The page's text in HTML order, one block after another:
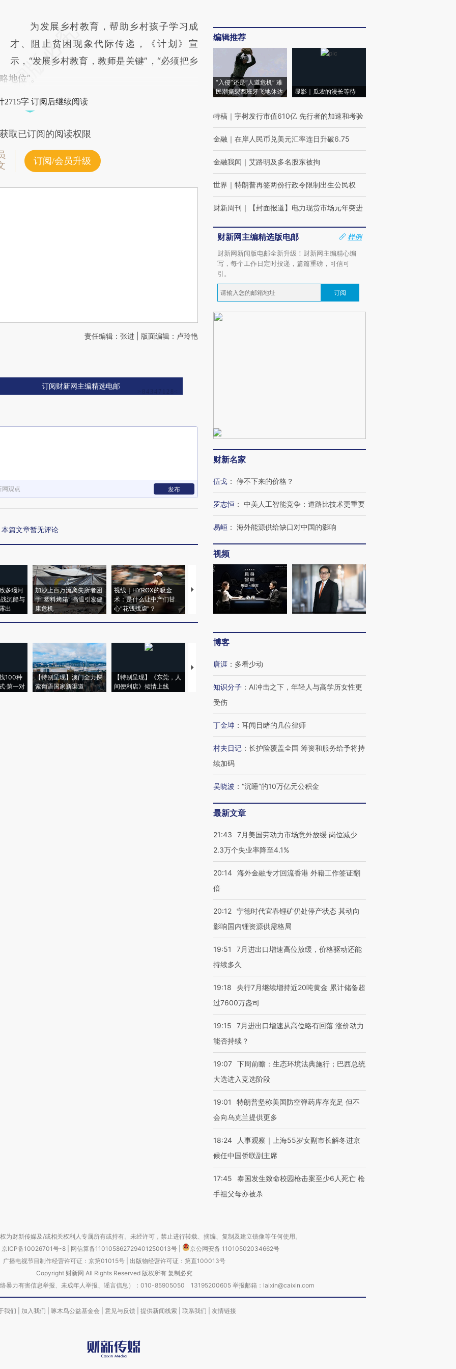
为发展乡村教育，帮助乡村孩子学习成
才、阻止贫困现象代际传递，《计划》宣
示，“发展乡村教育，教师是关键”，“必须把乡
地位”。
2715字 订阅后继续阅读
取已订阅的阅读权限
订阅/会员升级
责任编辑：张进 | 版面编辑：卢玲艳
订阅财新网主编精选电邮
网观点 发布
本篇文章暂无评论
多瑙河
沉船与
出
加沙上百万流离失所者困
于“塑料烤箱” 高温引发健
康危机
视线｜HYROX的吸金
术：是什么让中产们甘
心“花钱找虐”？
马航飞行员跨国走私7万
粒摇头丸 尿检体内含3种
视线｜被称为“蟑螂”的印
度Z世代 用街头抗争将教
育部长拱下台
视线｜“入侵”还是“人道危
机”？难民潮撕裂西班牙
飞地休达
100种
·第一对
【特别呈现】澳门全力探
索葡语国家新渠道
【特别呈现】《东莞，人
间便利店》倾情上线
【推广】走进第四届链博
会，让数智科技“链”接产
【特别呈现】寻找100种
有意思的生活方式·第三对
CFO：不靠规模取胜，华
住三大增长引擎是什么？
编辑推荐
“入侵”还是“人道危机” 难
民潮撕裂西班牙飞地休达
显影｜瓜农的漫长等待
特稿 ｜ 宇树发行市值610亿 先行者的加速和考验
金融 ｜ 在岸人民币兑美元汇率连日升破6.75
金融我闻 ｜ 艾路明及多名股东被拘
世界 ｜ 特朗普再签两份行政令限制出生公民权
财新周刊 ｜ 【封面报道】电力现货市场元年突进
财新网主编精选版电邮
样例
财新网新闻版电邮全新升级！财新网主编精心编
写，每个工作日定时投递，篇篇重磅，可信可
引。
订阅
财新名家
伍戈 ： 停不下来的价格？
罗志恒 ： 中美人工智能竞争：道路比技术更重要
易峘 ： 海外能源供给缺口对中国的影响
视频
博客
唐涯 ： 多看少动
知识分子 ： AI冲击之下，年轻人与高学历女性更
受伤
丁金坤 ： 耳闻目睹的几位律师
村夫日记 ： 长护险覆盖全国 筹资和服务给予将持
续加码
吴晓波 ： “沉睡”的10万亿元公积金
最新文章
21:43
7月美国劳动力市场意外放缓 岗位减少
2.3万个失业率降至4.1%
20:14 海外金融专才回流香港 外籍工作签证翻
倍
20:12 宁德时代宜春锂矿仍处停产状态 其动向
影响国内锂资源供需格局
19:51
7月进出口增速高位放缓，价格驱动还能
持续多久
19:18
央行7月继续增持近20吨黄金 累计储备超
过7600万盎司
19:15
7月进出口增速从高位略有回落 涨价动力
能否持续？
19:07 下周前瞻：生态环境法典施行；巴西总统
大选进入竞选阶段
19:01
特朗普坚称美国防空弹药库存充足 但不
会向乌克兰提供更多
18:24
人事观察｜上海55岁女副市长解冬进京
候任中国侨联副主席
17:45
泰国发生致命校园枪击案至少6人死亡 枪
手祖父母亦被杀
为财新传媒及/或相关权利人专属所有或持有。未经许可，禁止进行转载、摘编、复制及建立镜像等任何使用。
京ICP备10026701号-8 网信算备110105862729401250013号
京公网安备 11010502034662号
广播电视节目制作经营许可证：京第01015号| 出版物经营许可证：第直100013号
Copyright 财新网 All Rights Reserved 版权所有 复制必究
暴力有害信息举报、未成年人举报、谣言信息）：010-85905050 13195200605 举报邮箱：laixin@caixin.com
我们 加入我们 啄木鸟公益基金会 意见与反馈 提供新闻线索 联系我们 友情链接